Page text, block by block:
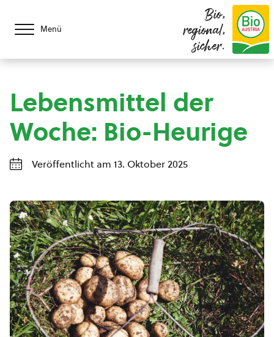
Menü
Bio,
regional,
sicher.
Lebensmittel der
Woche: Bio-Heurige
Veröffentlicht am 13. Oktober 2025